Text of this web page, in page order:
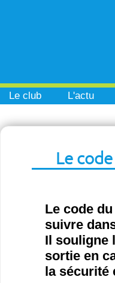
Le club L'actu
Le
Le code
suivre
Il souligne
sortie en
la sécurité